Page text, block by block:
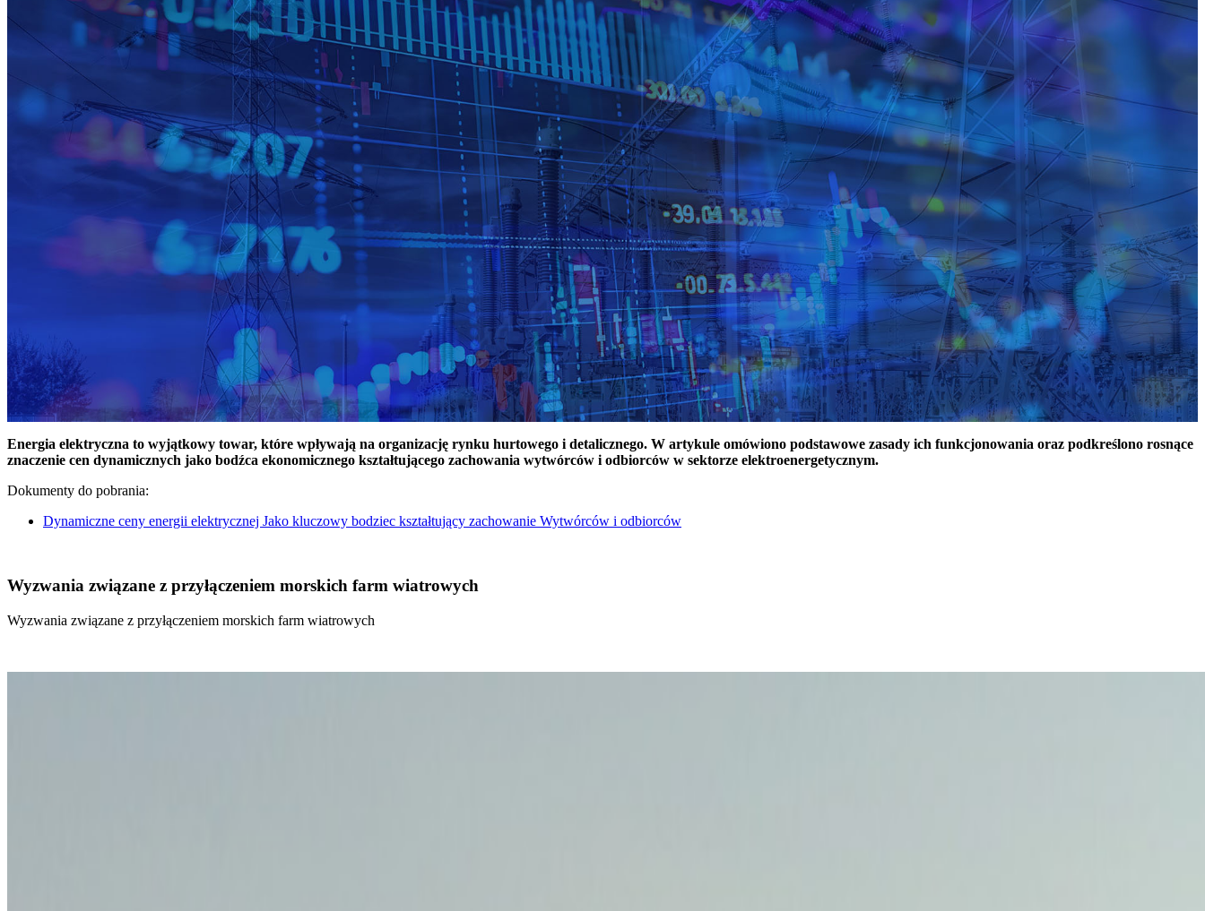
Energia elektryczna to wyjątkowy towar, które wpływają na organizację rynku hurtowego i detalicznego. W artykule omówiono podstawowe zasady ich funkcjonowania oraz podkreślono rosnące
znaczenie cen dynamicznych jako bodźca ekonomicznego kształtującego zachowania wytwórców i odbiorców w sektorze elektroenergetycznym.
Dokumenty do pobrania:
Dynamiczne ceny energii elektrycznej Jako kluczowy bodziec kształtujący zachowanie Wytwórców i odbiorców
Wyzwania związane z przyłączeniem morskich farm wiatrowych
Wyzwania związane z przyłączeniem morskich farm wiatrowych